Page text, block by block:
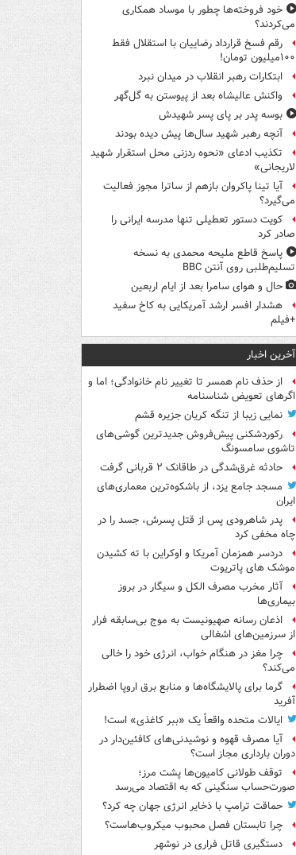
خود فروخته‌ها چطور با موساد همکاری
می‌کردند؟
رقم فسخ قرارداد رضاییان با استقلال فقط
۱۰۰میلیون تومان!
ابتکارات رهبر انقلاب در میدان نبرد
واکنش عالیشاه بعد از پیوستن به گل‌گهر
بوسه‌ پدر بر پای پسر شهیدش
آنچه رهبر شهید سال‌ها پیش دیده بودند
تکذیب ادعای «نحوه ردزنی محل استقرار شهید
لاریجانی»
آیا تینا پاکروان بازهم از ساترا مجوز فعالیت
می‌گیرد؟
کویت دستور تعطیلی تنها مدرسه ایرانی را
صادر کرد
پاسخ قاطع ملیحه محمدی به نسخه
تسلیم‌طلبی روی آنتن BBC
حال و هوای سامرا بعد از ایام اربعین
هشدار افسر ارشد آمریکایی به کاخ سفید
+فیلم
آخرین اخبار
از حذف نام همسر تا تغییر نام خانوادگی؛ اما و
اگرهای تعویض شناسنامه
نمایی زیبا از تنگه کریان جزیره قشم
رکوردشکنی پیش‌فروش جدیدترین گوشی‌های
تاشوی سامسونگ
حادثه غرق‌شدگی در طاقانک ۲ قربانی گرفت
مسجد جامع یزد، از باشکوه‌ترین معماری‌های
ایران
پدر شاهرودی پس از قتل پسرش، جسد را در
چاه مخفی کرد
دردسر همزمان آمریکا و اوکراین با ته کشیدن
موشک های پاتریوت
آثار مخرب مصرف الکل و سیگار در بروز
بیماری‌ها
اذعان رسانه صهیونیست به موج بی‌سابقه فرار
از سرزمین‌های اشغالی
چرا مغز در هنگام خواب، انرژی خود را خالی
می‌کند؟
گرما برای پالایشگاه‌ها و منابع برق اروپا اضطرار
آفرید
ایالات متحده واقعاً یک «ببر کاغذی» است!
آیا مصرف قهوه و نوشیدنی‌های کافئین‌دار در
دوران بارداری مجاز است؟
توقف طولانی کامیون‌ها پشت مرز؛
صورت‌حساب سنگینی که به اقتصاد می‌رسد
حماقت ترامپ با ذخایر انرژی جهان چه کرد؟
چرا تابستان فصل محبوب میکروب‌هاست؟
دستگیری قاتل فراری در نوشهر